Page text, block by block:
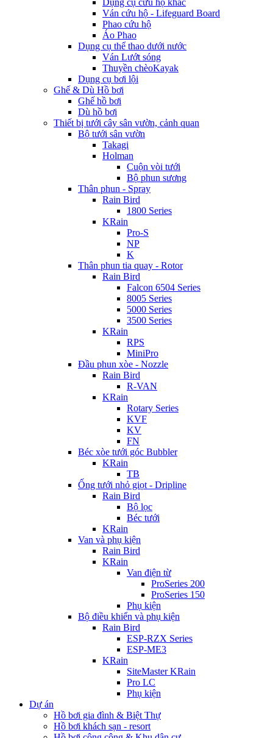
Dụng cụ cứu hộ khác
Ván cứu hộ - Lifeguard Board
Phao cứu hộ
Áo Phao
Dụng cụ thể thao dưới nước
Ván Lướt sóng
Thuyền chèoKayak
Dụng cụ bơi lội
Ghế & Dù Hồ bơi
Ghế hồ bơi
Dù hồ bơi
Thiết bị tưới cây sân vườn, cảnh quan
Bộ tưới sân vườn
Takagi
Holman
Cuộn vòi tưới
Bộ phun sương
Thân phun - Spray
Rain Bird
1800 Series
KRain
Pro-S
NP
K
Thân phun tia quay - Rotor
Rain Bird
Falcon 6504 Series
8005 Series
5000 Series
3500 Series
KRain
RPS
MiniPro
Đầu phun xòe - Nozzle
Rain Bird
R-VAN
KRain
Rotary Series
KVF
KV
FN
Béc xòe tưới góc Bubbler
KRain
TB
Ống tưới nhỏ giọt - Dripline
Rain Bird
Bộ lọc
Béc tưới
KRain
Van và phụ kiện
Rain Bird
KRain
Van điện từ
ProSeries 200
ProSeries 150
Phụ kiện
Bộ điều khiển và phụ kiện
Rain Bird
ESP-RZX Series
ESP-ME3
KRain
SiteMaster KRain
Pro LC
Phụ kiện
Dự án
Hồ bơi gia đình & Biệt Thự
Hồ bơi khách sạn - resort